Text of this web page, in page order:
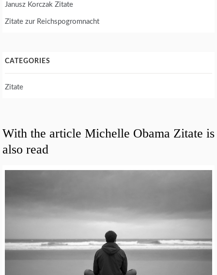
Janusz Korczak Zitate
Zitate zur Reichspogromnacht
CATEGORIES
Zitate
With the article Michelle Obama Zitate is
also read